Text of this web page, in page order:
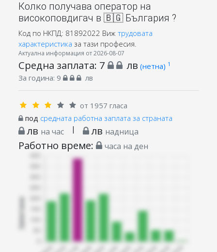
Колко получава оператор на
високоповдигач в 🇧🇬 България ?
Код по НКПД: 81892022 Виж трудовата
характеристика за тази професия.
Актуална информация от 2026-08-07
Средна заплата: 7 лв (нетна) 1
За година: 9 лв
от 1957 гласа
под средната работна заплата за страната
лв на час | лв надница
Работно време: часа на ден